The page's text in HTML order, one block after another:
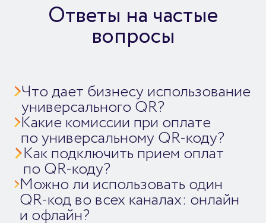
Ответы на частые
вопросы
Что дает бизнесу использование
универсального QR?
Это удобный и недорогой
способ приема безналичных
платежей без дополнительных
терминалов.
Какие комиссии при оплате
по универсальному QR-коду?
При оплате с использованием
универсального
QR сохраняются действующие
тарифные модели для каждого
из платежных инструментов,
Как подключить прием оплат
по QR-коду?
Обратитесь в обслуживающий
банк — большинство
подключенных банков
Можно ли использовать один
QR-код во всех каналах: онлайн
и офлайн?